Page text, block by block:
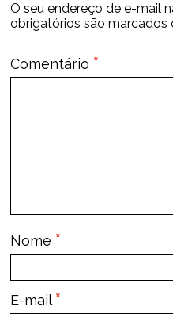
O seu endereço de e-mail
obrigatórios são marcados
Comentário *
Nome *
E-mail *